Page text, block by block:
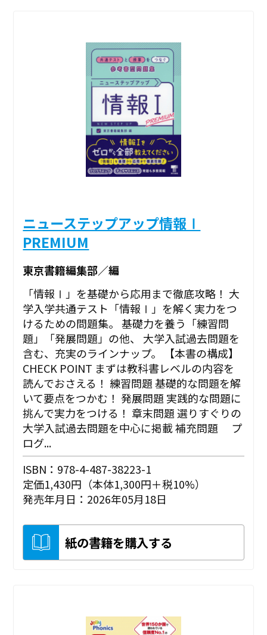
ニューステップアップ情報Ⅰ
PREMIUM
東京書籍編集部／編
「情報Ⅰ」を基礎から応用まで徹底攻略！ 大
学入学共通テスト「情報Ⅰ」を解く実力をつ
けるための問題集。 基礎力を養う「練習問
題」「発展問題」の他、 大学入試過去問題を
含む、充実のラインナップ。 【本書の構成】
CHECK POINT まずは教科書レベルの内容を
読んでおさえる！ 練習問題 基礎的な問題を解
いて要点をつかむ！ 発展問題 実践的な問題に
挑んで実力をつける！ 章末問題 選りすぐりの
大学入試過去問題を中心に掲載 補充問題 プ
ログ...
ISBN：978-4-487-38223-1
定価1,430円（本体1,300円＋税10%）
発売年月日：2026年05月18日
紙の書籍を購入する